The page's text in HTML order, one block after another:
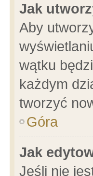
Jak
Aby
wątku
każdym
tworzyć
Góra
Jak
Jeśli nie